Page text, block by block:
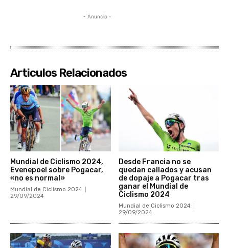
- Anuncio -
Articulos Relacionados
Mundial de Ciclismo 2024,
Evenepoel sobre Pogacar,
«no es normal»
Mundial de Ciclismo 2024
29/09/2024
Desde Francia no se
quedan callados y acusan
de dopaje a Pogacar tras
ganar el Mundial de
Ciclismo 2024
Mundial de Ciclismo 2024
29/09/2024